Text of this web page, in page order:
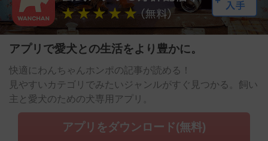
アプリで愛犬との生活をより豊かに。
快適にわんちゃんホンポの記事が読める！
見やすいカテゴリでみたいジャンルがすぐ見つかる。飼い
主と愛犬のための犬専用アプリ。
アプリをダウンロード(無料)